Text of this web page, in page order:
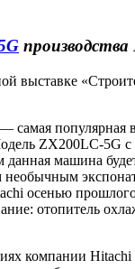
самая
ZX200LC-
машина
осенью
отопитель
компании Hitachi